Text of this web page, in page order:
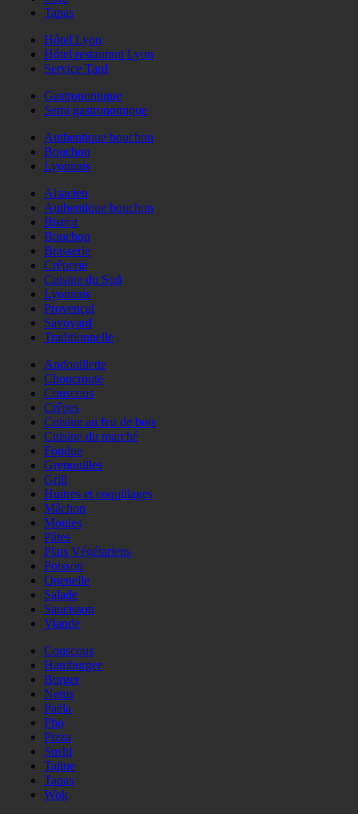
Tapas
Hôtel Lyon
Hôtel restaurant Lyon
Service Tard
Gastronomique
Semi gastronomique
Authentique bouchon
Bouchon
Lyonnais
Alsacien
Authentique bouchon
Bistrot
Bouchon
Brasserie
Crêperie
Cuisine du Sud
Lyonnais
Provençal
Savoyard
Traditionnelle
Andouillette
Choucroute
Couscous
Crêpes
Cuisine au feu de bois
Cuisine du marché
Fondue
Grenouilles
Grill
Huitres et coquillages
Mâchon
Moules
Pâtes
Plats Végétariens
Poisson
Quenelle
Salade
Saucisson
Viande
Couscous
Hamburger
Burger
Nems
Paëla
Phö
Pizza
Sushi
Tajine
Tapas
Wok